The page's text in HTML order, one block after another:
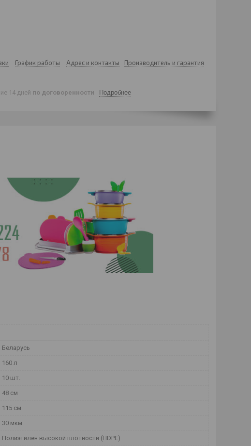
График работы Адрес и контакты Производитель и гарантия
14 дней по договоренности Подробнее
Беларусь
160 л
10 шт.
48 см
115 см
30 мкм
Полиэтилен высокой плотности (HDPE)